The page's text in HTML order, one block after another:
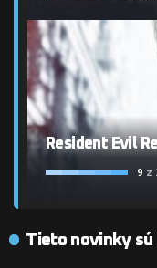
Resident Evil
9 z
Tieto novinky sú